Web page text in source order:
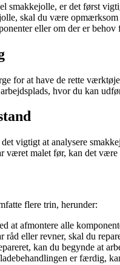
smakkejolle, er det først
skal du være
eller om der er behov
for at have de rette
hvor du kan
vigtigt at analysere
været malet før, kan det
flere trin, herunder:
at afmontere alle
råd eller revner, skal du
kan du begynde at
er færdig,